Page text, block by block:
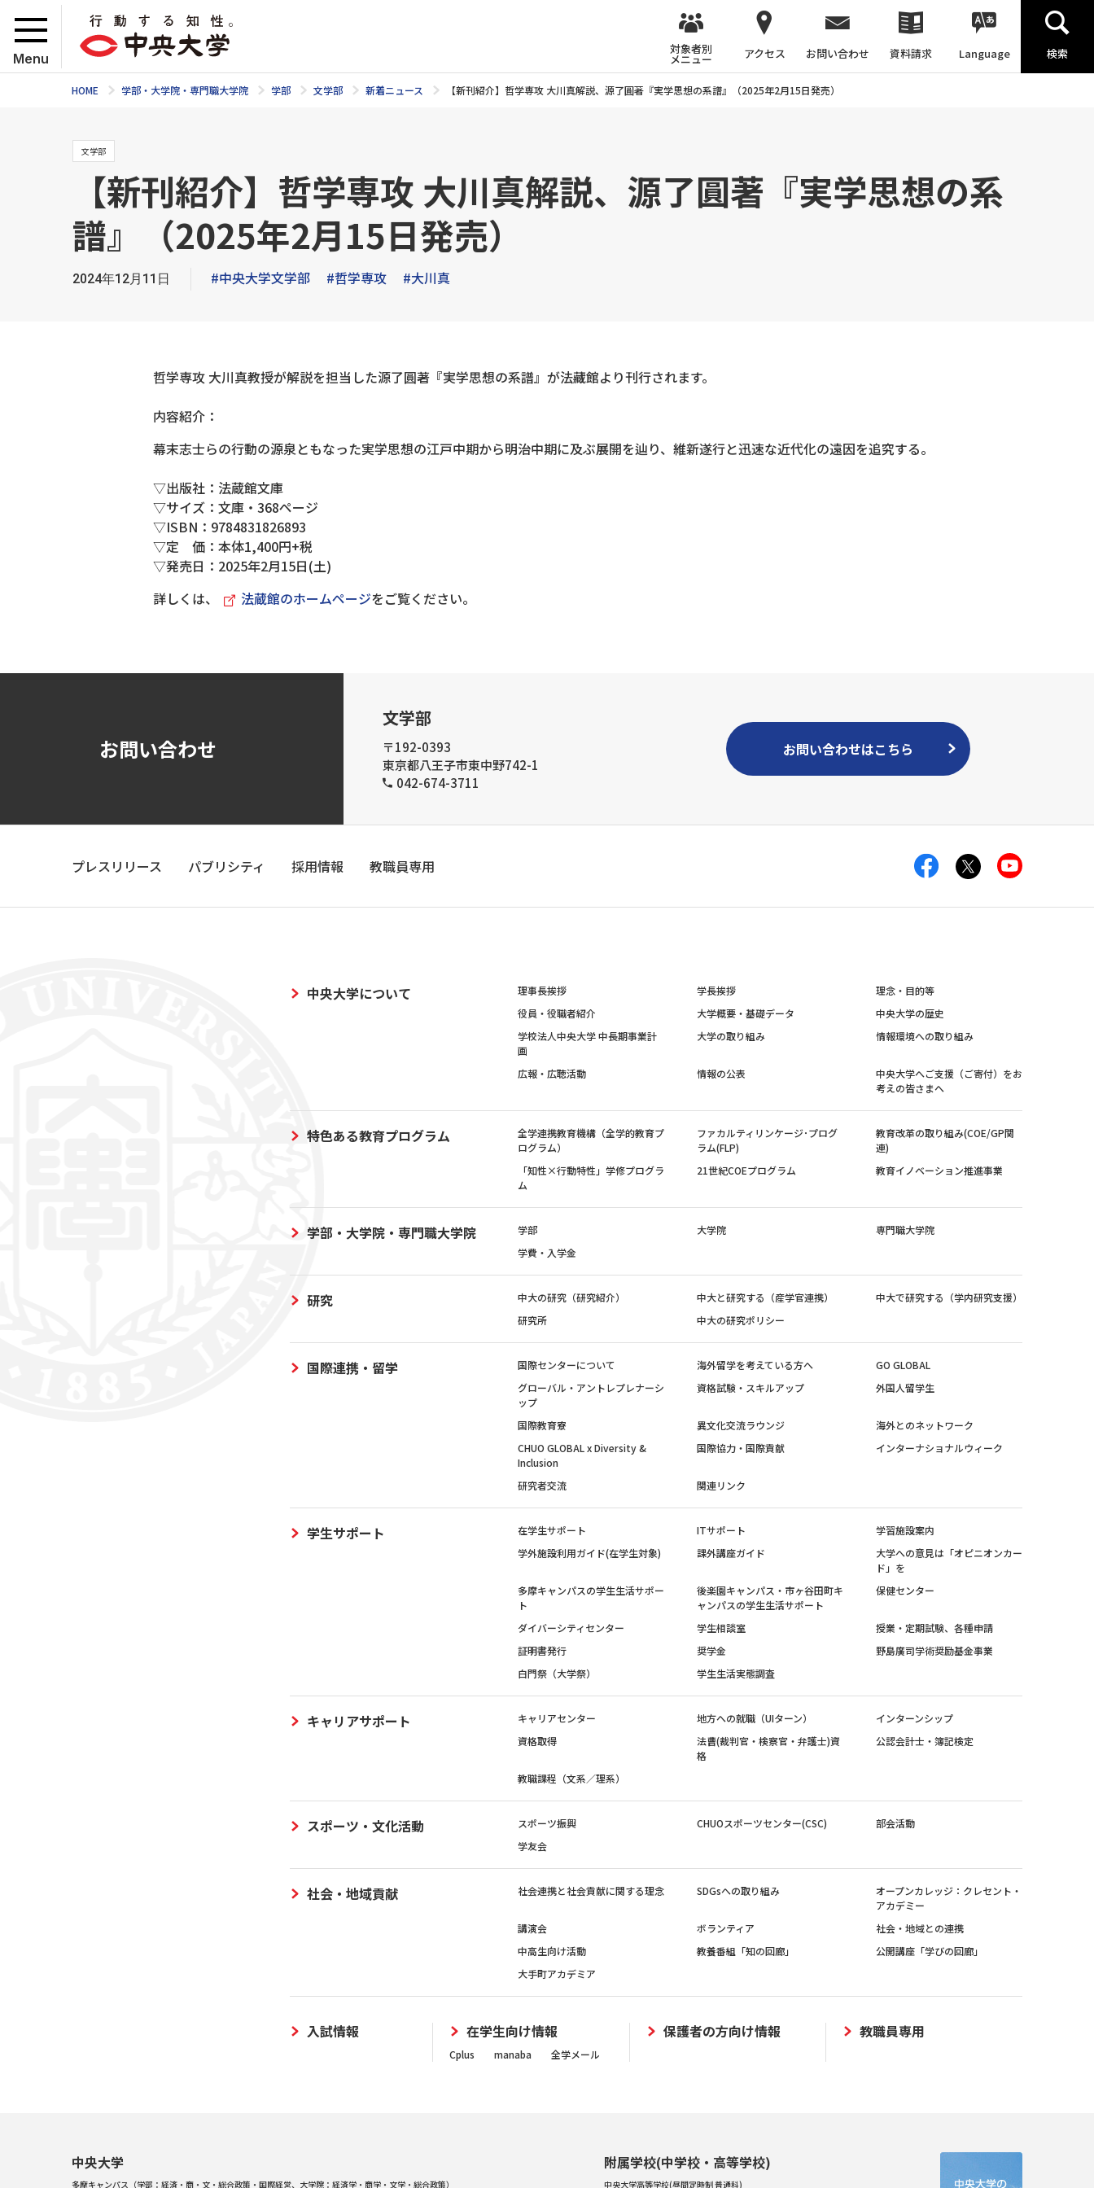
Menu
対象者別
メニュー アクセス お問い合わせ 資料請求 Language 検索
HOME 学部・大学院・専門職大学院 学部 文学部 新着ニュース 【新刊紹介】哲学専攻 大川真解説、源了圓著『実学思想の系譜』（2025年2月15日発売）
文学部
【新刊紹介】哲学専攻 大川真解説、源了圓著『実学思想の系
譜』（2025年2月15日発売）
2024年12月11日 #中央大学文学部 #哲学専攻 #大川真
哲学専攻 大川真教授が解説を担当した源了圓著『実学思想の系譜』が法藏館より刊行されます。
内容紹介：
幕末志士らの行動の源泉ともなった実学思想の江戸中期から明治中期に及ぶ展開を辿り、維新遂行と迅速な近代化の遠因を追究する。
▽出版社：法蔵館文庫
▽サイズ：文庫・368ページ
▽ISBN：9784831826893
▽定 価：本体1,400円+税
▽発売日：2025年2月15日(土)
詳しくは、
法蔵館のホームページをご覧ください。
お問い合わせ
文学部
〒192-0393
東京都八王子市東中野742-1
042-674-3711
お問い合わせはこちら
プレスリリース パブリシティ 採用情報 教職員専用
中央大学について 理事長挨拶 学長挨拶
理念・目的等
役員・役職者紹介
大学概要・基礎データ
中央大学の歴史
学校法人中央大学 中長期事業計
画
大学の取り組み 情報環境への取り組み
広報・広聴活動 情報の公表
中央大学へご支援（ご寄付）をお
考えの皆さまへ
特色ある教育プログラム
全学連携教育機構（全学的教育プ
ログラム）
ファカルティリンケージ･プログ
ラム(FLP)
教育改革の取り組み(COE/GP関
連)
「知性×行動特性」学修プログラ
ム
21世紀COEプログラム 教育イノベーション推進事業
学部・大学院・専門職大学院 学部 大学院
専門職大学院
学費・入学金
研究 中大の研究（研究紹介） 中大と研究する（産学官連携）
中大で研究する（学内研究支援）
研究所
中大の研究ポリシー
国際連携・留学 国際センターについて 海外留学を考えている方へ
GO GLOBAL
グローバル・アントレプレナーシ
ップ
資格試験・スキルアップ 外国人留学生
国際教育寮 異文化交流ラウンジ
海外とのネットワーク
CHUO GLOBAL x Diversity &
Inclusion
国際協力・国際貢献 インターナショナルウィーク
研究者交流 関連リンク
学生サポート 在学生サポート ITサポート
学習施設案内
学外施設利用ガイド(在学生対象)
課外講座ガイド
大学への意見は「オピニオンカー
ド」を
多摩キャンパスの学生生活サポー
ト
後楽園キャンパス・市ヶ谷田町キ
ャンパスの学生生活サポート
保健センター
ダイバーシティセンター 学生相談室
授業・定期試験、各種申請
証明書発行
奨学金
野島廣司学術奨励基金事業
白門祭（大学祭）
学生生活実態調査
キャリアサポート キャリアセンター 地方への就職（UIターン）
インターンシップ
資格取得
法曹(裁判官・検察官・弁護士)資
格
公認会計士・簿記検定
教職課程（文系／理系）
スポーツ・文化活動 スポーツ振興 CHUOスポーツセンター(CSC)
部会活動
学友会
社会・地域貢献 社会連携と社会貢献に関する理念 SDGsへの取り組み
オープンカレッジ：クレセント・
アカデミー
講演会
ボランティア
社会・地域との連携
中高生向け活動
教養番組「知の回廊」
公開講座「学びの回廊」
大手町アカデミア
入試情報 在学生向け情報
Cplus manaba 全学メール
保護者の方向け情報 教職員専用
中央大学
多摩キャンパス（学部：経済・商・文・総合政策・国際経営、大学院：経済学・商学・文学・総合政策）
附属学校(中学校・高等学校)
中央大学高等学校(昼間定時制 普通科)